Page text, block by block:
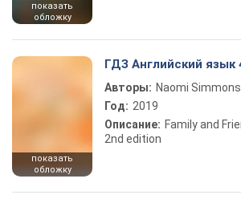
показать
обложку
показать
обложку
ГДЗ Английский язык
Авторы: Naomi Simmons
Год: 2019
Описание: Family and
2nd edition